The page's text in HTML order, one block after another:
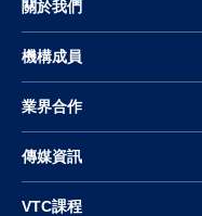
關於我們
機構成員
業界合作
傳媒資訊
VTC課程